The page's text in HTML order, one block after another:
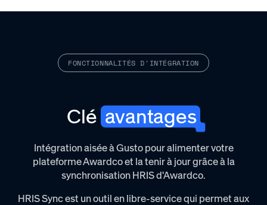
FONCTIONNALITÉS D'INTÉGRATION
Cléavantages
Intégration aisée à Gusto pour alimenter votre
plateforme Awardco et la tenir à jour grâce à la
synchronisation HRIS d'Awardco.
HRIS Sync est un outil en libre-service qui permet aux